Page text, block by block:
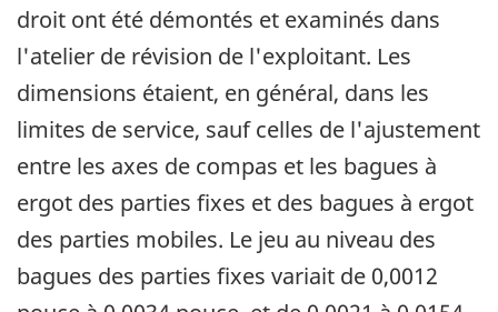
droit ont été démontés et examinés dans
l'atelier de révision de l'exploitant. Les
dimensions étaient, en général, dans les
limites de service, sauf celles de l'ajustement
entre les axes de compas et les bagues à
ergot des parties fixes et des bagues à ergot
des parties mobiles. Le jeu au niveau des
bagues des parties fixes variait de 0,0012